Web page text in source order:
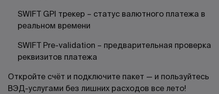
SWIFT GPI трекер – статус валютного платежа в
реальном времени
SWIFT Pre-validation – предварительная проверка
реквизитов платежа
Откройте счёт и подключите пакет — и пользуйтесь
ВЭД-услугами без лишних расходов все лето!